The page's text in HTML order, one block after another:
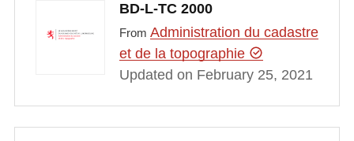
BD-L-TC 2000
From Administration du cadastre
et de la topographie
Updated on February 25, 2021